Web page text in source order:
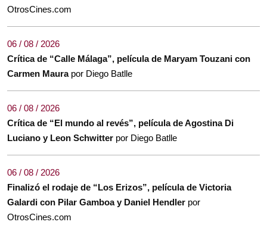
OtrosCines.com
06 / 08 / 2026
Crítica de “Calle Málaga”, película de Maryam Touzani con
Carmen Maura por Diego Batlle
06 / 08 / 2026
Crítica de “El mundo al revés”, película de Agostina Di
Luciano y Leon Schwitter por Diego Batlle
06 / 08 / 2026
Finalizó el rodaje de “Los Erizos”, película de Victoria
Galardi con Pilar Gamboa y Daniel Hendler por
OtrosCines.com